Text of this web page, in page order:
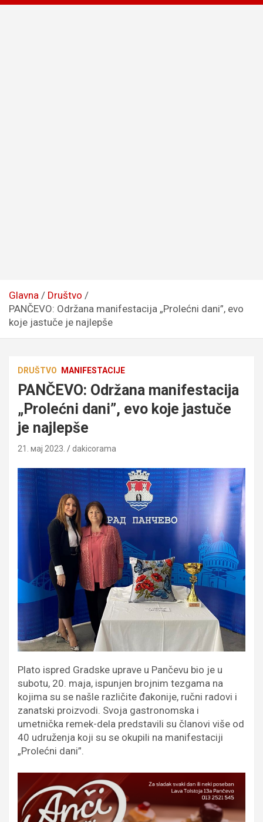
Glavna
Društvo
PANČEVO: Održana manifestacija „Prolećni dani”, evo
koje jastuče je najlepše
DRUŠTVO MANIFESTACIJE
PANČEVO: Održana manifestacija
„Prolećni dani”, evo koje jastuče
je najlepše
21. мај 2023. dakicorama
Plato ispred Gradske uprave u Pančevu bio je u
subotu, 20. maja, ispunjen brojnim tezgama na
kojima su se našle različite đakonije, ručni radovi i
zanatski proizvodi. Svoja gastronomska i
umetnička remek-dela predstavili su članovi više od
40 udruženja koji su se okupili na manifestaciji
„Prolećni dani”.